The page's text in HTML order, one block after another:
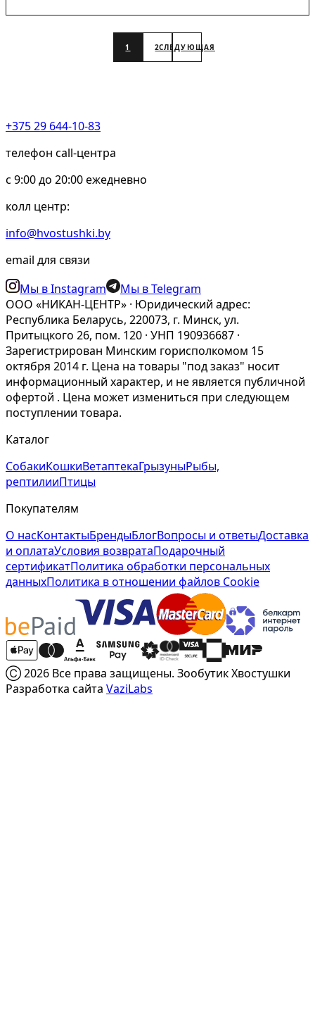
1 2СЛЕДУЮЩАЯ
+375 29 644-10-83
телефон call-центра
c 9:00 до 20:00 ежедневно
колл центр:
info@hvostushki.by
email для связи
Мы в Instagram
Мы в Telegram
ООО «НИКАН-ЦЕНТР» · Юридический адрес:
Республика Беларусь, 220073, г. Минск, ул.
Притыцкого 26, пом. 120 · УНП 190936687 ·
Зарегистрирован Минским горисполкомом 15
октября 2014 г. Цена на товары "под заказ" носит
информационный характер, и не является публичной
офертой . Цена может измениться при следующем
поступлении товара.
Каталог
СобакиКошкиВетаптекаГрызуныРыбы,
рептилииПтицы
Покупателям
О насКонтактыБрендыБлогВопросы и ответыДоставка
и оплатаУсловия возвратаПодарочный
сертификатПолитика обработки персональных
данныхПолитика в отношении файлов Cookie
Ⓒ 2026 Все права защищены. Зообутик Хвостушки
Разработка сайта VaziLabs